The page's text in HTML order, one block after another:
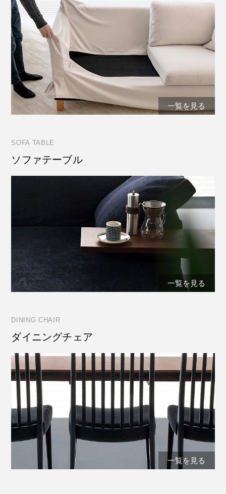
一覧を見る
SOFA TABLE
ソファテーブル
一覧を見る
DINING CHAIR
ダイニングチェア
一覧を見る